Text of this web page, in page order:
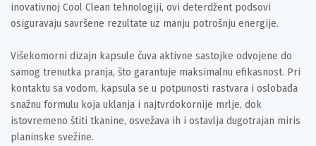
inovativnoj Cool Clean tehnologiji, ovi deterdžent podsovi
osiguravaju savršene rezultate uz manju potrošnju energije.
Višekomorni dizajn kapsule čuva aktivne sastojke odvojene do
samog trenutka pranja, što garantuje maksimalnu efikasnost. Pri
kontaktu sa vodom, kapsula se u potpunosti rastvara i oslobađa
snažnu formulu koja uklanja i najtvrdokornije mrlje, dok
istovremeno štiti tkanine, osvežava ih i ostavlja dugotrajan miris
planinske svežine.